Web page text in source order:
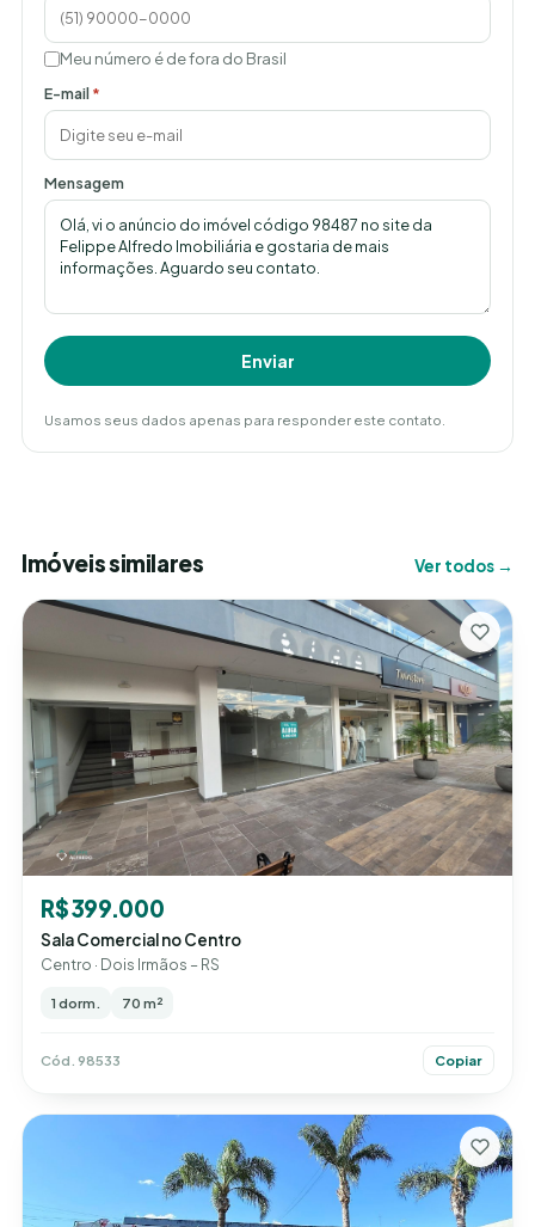
Meu número é de fora do Brasil
E-mail*
Mensagem
Enviar
Usamos seus dados apenas para responder este contato.
Imóveis similares Ver todos →
R$ 399.000
Sala Comercial no Centro
Centro · Dois Irmãos – RS
1 dorm. 70 m²
Cód. 98533 Copiar